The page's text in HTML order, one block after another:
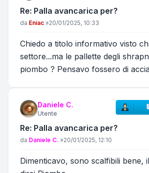
Re: Palla avancarica per?
Messaggio
da Eniac »20/01/2025, 10:33
Chiedo a titolo informativo visto
settore...ma le pallette degli
piombo ? Pensavo fossero di
Daniele C.
Utente
Re: Palla avancarica per?
Messaggio
da Daniele C. »20/01/2025, 12:10
Dimenticavo, sono scalfibili bene,